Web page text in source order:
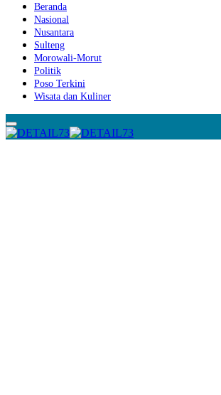
Beranda
Nasional
Nusantara
Sulteng
Morowali-Morut
Politik
Poso Terkini
Wisata dan Kuliner